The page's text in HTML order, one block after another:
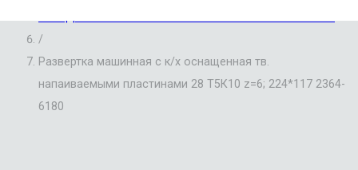
/
Развертка машинная с к/х оснащенная тв.
напаиваемыми пластинами 28 Т5К10 z=6; 224*117 2364-
6180